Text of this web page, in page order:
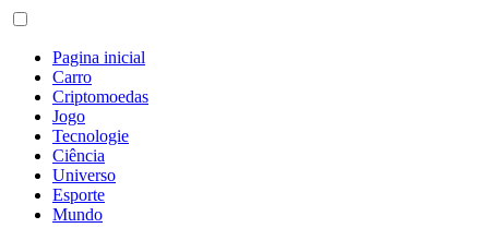
Pagina inicial
Carro
Criptomoedas
Jogo
Tecnologie
Ciência
Universo
Esporte
Mundo